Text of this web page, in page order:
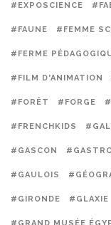
#EXPOSCIENCE
#FAUNE #FEMME
#FERME
#FILM D'ANIMATION
#FORÊT #FORGE
#FRENCHKIDS
#GASCON
#GAULOIS
#GIRONDE #GLAXIE